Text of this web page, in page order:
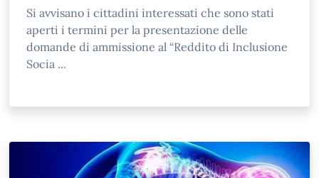
Si avvisano i cittadini interessati che sono stati
aperti i termini per la presentazione delle
domande di ammissione al “Reddito di Inclusione
Socia ...